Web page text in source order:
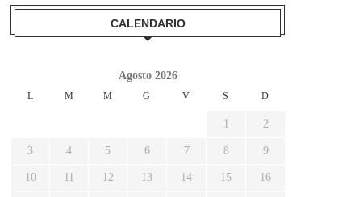
CALENDARIO
Agosto 2026
L M M G V S D
1 2
3 4 5 6 7 8 9
10 11 12 13 14 15 16